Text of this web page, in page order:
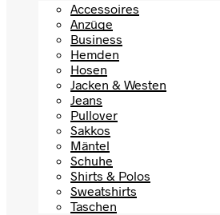
Accessoires
Anzüge
Business
Hemden
Hosen
Jacken & Westen
Jeans
Pullover
Sakkos
Mäntel
Schuhe
Shirts & Polos
Sweatshirts
Taschen